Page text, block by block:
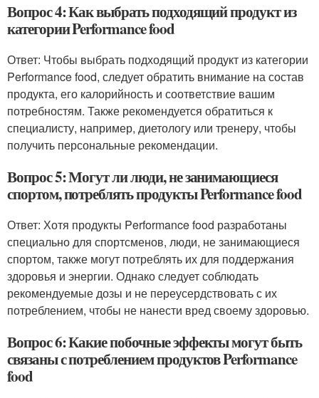
Вопрос 4: Как выбрать подходящий продукт из
категории Performance food
Ответ: Чтобы выбрать подходящий продукт из категории
Performance food, следует обратить внимание на состав
продукта, его калорийность и соответствие вашим
потребностям. Также рекомендуется обратиться к
специалисту, например, диетологу или тренеру, чтобы
получить персональные рекомендации.
Вопрос 5: Могут ли люди, не занимающиеся
спортом, потреблять продукты Performance food
Ответ: Хотя продукты Performance food разработаны
специально для спортсменов, люди, не занимающиеся
спортом, также могут потреблять их для поддержания
здоровья и энергии. Однако следует соблюдать
рекомендуемые дозы и не переусердствовать с их
потреблением, чтобы не нанести вред своему здоровью.
Вопрос 6: Какие побочные эффекты могут быть
связаны с потреблением продуктов Performance
food